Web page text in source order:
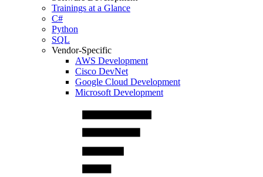
Trainings at a Glance
C#
Python
SQL
Vendor-Specific
AWS Development
Cisco DevNet
Google Cloud Development
Microsoft Development